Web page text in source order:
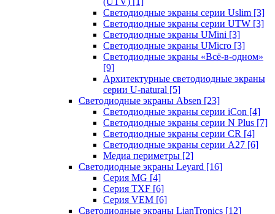
Светодиодные экраны серии Uslim [3]
Светодиодные экраны серии UTW [3]
Светодиодные экраны UMini [3]
Светодиодные экраны UMicro [3]
Светодиодные экраны «Всё-в-одном»
[9]
Архитектурные светодиодные экраны
серии U-natural [5]
Светодиодные экраны Absen [23]
Светодиодные экраны серии iCon [4]
Светодиодные экраны серии N Plus [7]
Светодиодные экраны серии CR [4]
Светодиодные экраны серии А27 [6]
Медиа периметры [2]
Светодиодные экраны Leyard [16]
Серия MG [4]
Серия TXF [6]
Серия VEM [6]
Светодиодные экраны LianTronics [12]